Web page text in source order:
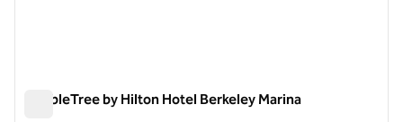
DoubleTree by Hilton Hotel Berkeley Marina